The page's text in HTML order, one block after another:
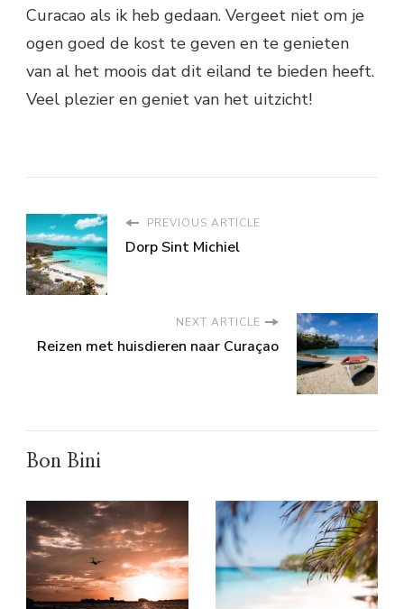
Curacao als ik heb gedaan. Vergeet niet om je
ogen goed de kost te geven en te genieten
van al het moois dat dit eiland te bieden heeft.
Veel plezier en geniet van het uitzicht!
PREVIOUS ARTICLE
Dorp Sint Michiel
NEXT ARTICLE
Reizen met huisdieren naar Curaçao
Bon Bini